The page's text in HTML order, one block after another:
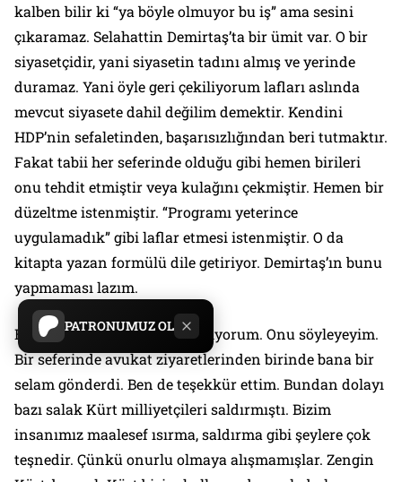
PATRONUMUZ OL
kalben bilir ki “ya böyle olmuyor bu iş” ama sesini
çıkaramaz. Selahattin Demirtaş’ta bir ümit var. O bir
siyasetçidir, yani siyasetin tadını almış ve yerinde
duramaz. Yani öyle geri çekiliyorum lafları aslında
mevcut siyasete dahil değilim demektir. Kendini
HDP’nin sefaletinden, başarısızlığından beri tutmaktır.
Fakat tabii her seferinde olduğu gibi hemen birileri
onu tehdit etmiştir veya kulağını çekmiştir. Hemen bir
düzeltme istenmiştir. “Programı yeterince
uygulamadık” gibi laflar etmesi istenmiştir. O da
kitapta yazan formülü dile getiriyor. Demirtaş’ın bunu
yapmaması lazım.
Ben Demirtaş’ı şahsen tanımıyorum. Onu söyleyeyim.
Bir seferinde avukat ziyaretlerinden birinde bana bir
selam gönderdi. Ben de teşekkür ettim. Bundan dolayı
bazı salak Kürt milliyetçileri saldırmıştı. Bizim
insanımız maalesef ısırma, saldırma gibi şeylere çok
teşnedir. Çünkü onurlu olmaya alışmamışlar. Zengin